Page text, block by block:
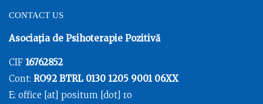
CONTACT US
Asociația de Psihoterapie Pozitivă
CIF 16762852
Cont: RO92 BTRL 0130 1205 9001 06XX
E: office [at] positum [dot] ro